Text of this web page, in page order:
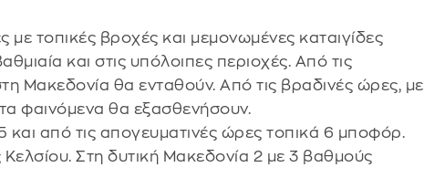
τοπικές βροχές και μεμονωμένες καταιγίδες
και στις υπόλοιπες περιοχές. Από τις
Μακεδονία θα ενταθούν. Από τις βραδινές ώρες, με
φαινόμενα θα εξασθενήσουν.
και από τις απογευματινές ώρες τοπικά 6 μποφόρ.
Στη δυτική Μακεδονία 2 με 3 βαθμούς